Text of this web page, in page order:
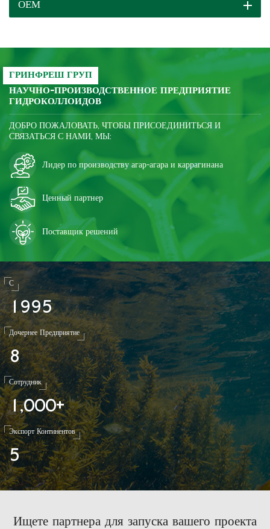
пригодность для
замораживанию-оттаиванию
ретроградацию крахмала;
после замораживания
продукт становится
значительно более хрупким,
улучшается качество и
снижаются затраты.
ОЕМ
ГРИНФРЕШ ГРУП
НАУЧНО-ПРОИЗВОДСТВЕННОЕ ПРЕДПРИЯТИЕ
ГИДРОКОЛЛОИДОВ
ДОБРО ПОЖАЛОВАТЬ, ЧТОБЫ ПРИСОЕДИНИТЬСЯ И
СВЯЗАТЬСЯ С НАМИ, МЫ:
Лидер по производству агар-агара и каррагинана
Ценный партнер
Поставщик решений
С
1 995
Дочернее Предприятие
8
Сотрудник
1 ,000+
Экспорт Континентов
5
Ищете партнера для запуска вашего проекта